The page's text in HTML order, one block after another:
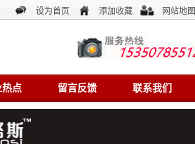
设为首页 添加收藏 网站地图
热点 留言反馈 联系我们